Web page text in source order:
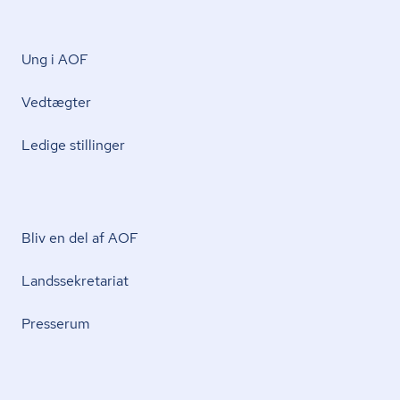
Ung i AOF
Vedtægter
Ledige stillinger
Bliv en del af AOF
Lands­se­kre­ta­ri­at
Presserum